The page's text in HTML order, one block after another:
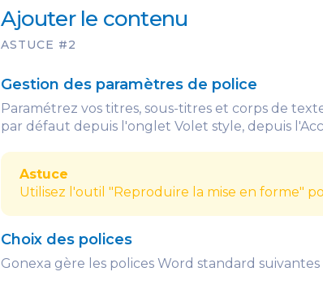
Ajouter le contenu
ASTUCE #2
Gestion des paramètres de police
Paramétrez vos titres, sous-titres et corps de
par défaut depuis l'onglet Volet style, depuis
Astuce
Utilisez l'outil "Reproduire la mise en forme"
Choix des polices
Gonexa gère les polices Word standard suivantes